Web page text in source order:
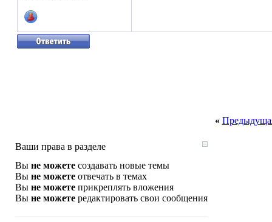
«
Ваши права в разделе
Вы не можете создавать новые темы
Вы не можете отвечать в темах
Вы не можете прикреплять вложения
Вы не можете редактировать свои сообщения